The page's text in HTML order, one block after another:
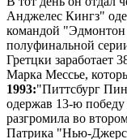
Анджелес Кингз"
командой
полуфинальной
Гретцки заработает
Марка Мессье,
1993:"Питтсбург
одержав 13-ю
разгромила во
Патрика "Нью-